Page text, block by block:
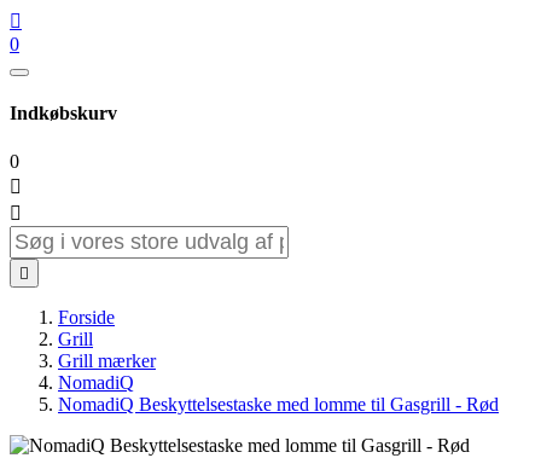

0
Indkøbskurv
0



Forside
Grill
Grill mærker
NomadiQ
NomadiQ Beskyttelsestaske med lomme til Gasgrill - Rød